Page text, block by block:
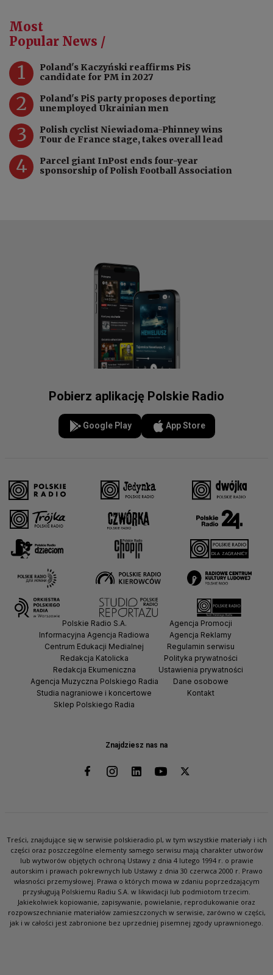
Most
Popular News /
1
Poland's Kaczyński reaffirms PiS
candidate for PM in 2027
2
Poland's PiS party proposes deporting
unemployed Ukrainian men
3
Polish cyclist Niewiadoma-Phinney wins
Tour de France stage, takes overall lead
4
Parcel giant InPost ends four-year
sponsorship of Polish Football Association
Pobierz aplikację Polskie Radio
Google Play App Store
Znajdziesz nas na
Polskie Radio S.A.
Informacyjna Agencja Radiowa
Centrum Edukacji Medialnej
Redakcja Katolicka
Redakcja Ekumeniczna
Agencja Muzyczna Polskiego Radia
Studia nagraniowe i koncertowe
Sklep Polskiego Radia
Agencja Promocji
Agencja Reklamy
Regulamin serwisu
Polityka prywatności
Ustawienia prywatności
Dane osobowe
Kontakt
Treści, znajdujące się w serwisie polskieradio.pl, w tym wszystkie materiały i ich
części oraz poszczególne elementy samego serwisu mają charakter utworów
lub wytworów objętych ochroną Ustawy z dnia 4 lutego 1994 r. o prawie
autorskim i prawach pokrewnych lub Ustawy z dnia 30 czerwca 2000 r. Prawo
własności przemysłowej. Prawa o których mowa w zdaniu poprzedzającym
przysługują Polskiemu Radiu S.A. w likwidacji lub podmiotom trzecim.
Jakiekolwiek kopiowanie, zapisywanie, powielanie, reprodukowanie oraz
rozpowszechnianie materiałów zamieszczonych w serwisie, zarówno w części,
jak i w całości jest zabronione bez uprzedniej pisemnej zgody uprawnionego.